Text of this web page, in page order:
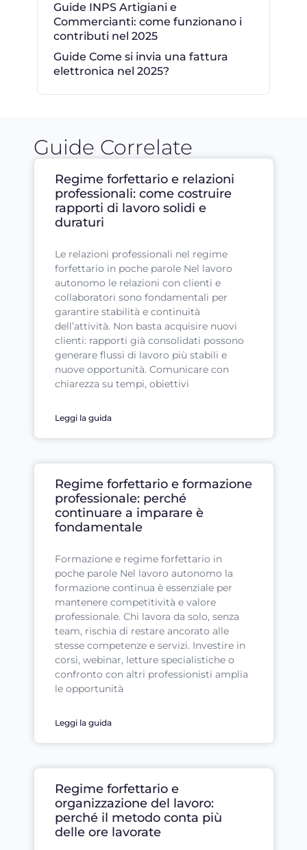
Guide INPS Artigiani e
Commercianti: come funzionano i
contributi nel 2025
Guide Come si invia una fattura
elettronica nel 2025?
Guide Correlate
Regime forfettario e relazioni
professionali: come costruire
rapporti di lavoro solidi e
duraturi
Le relazioni professionali nel regime
forfettario in poche parole Nel lavoro
autonomo le relazioni con clienti e
collaboratori sono fondamentali per
garantire stabilità e continuità
dell’attività. Non basta acquisire nuovi
clienti: rapporti già consolidati possono
generare flussi di lavoro più stabili e
nuove opportunità. Comunicare con
chiarezza su tempi, obiettivi
Leggi la guida
Regime forfettario e formazione
professionale: perché
continuare a imparare è
fondamentale
Formazione e regime forfettario in
poche parole Nel lavoro autonomo la
formazione continua è essenziale per
mantenere competitività e valore
professionale. Chi lavora da solo, senza
team, rischia di restare ancorato alle
stesse competenze e servizi. Investire in
corsi, webinar, letture specialistiche o
confronto con altri professionisti amplia
le opportunità
Leggi la guida
Regime forfettario e
organizzazione del lavoro:
perché il metodo conta più
delle ore lavorate